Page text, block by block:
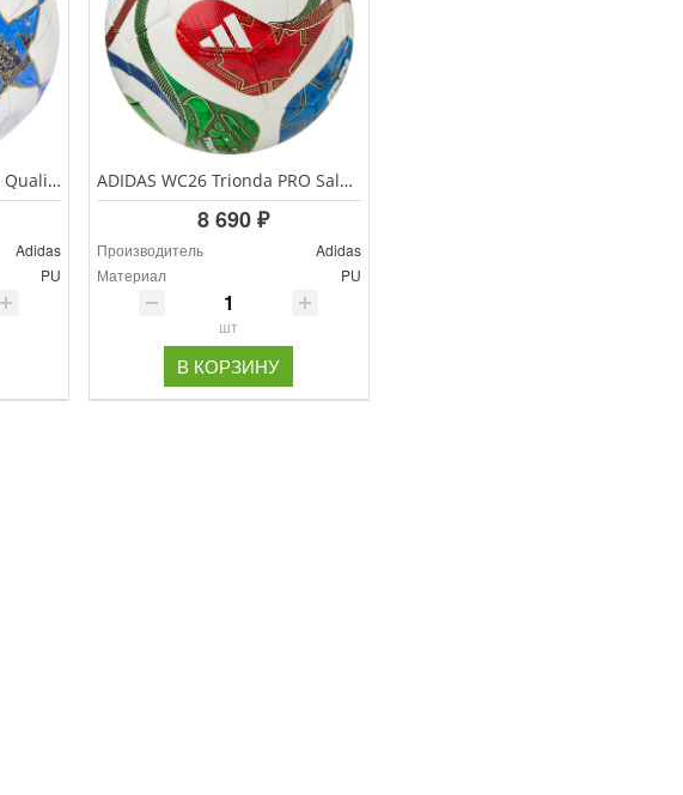
ADIDAS UCL Pro Sala FIFA Quality Pro сезон 25/26 мяч футзальный
Adidas
PU
ADIDAS WC26 Trionda PRO Sala мяч футзальный
8 690 ₽
Производитель
Adidas
Материал
PU
шт
В КОРЗИНУ